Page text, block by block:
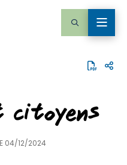
citoyens
04/12/2024